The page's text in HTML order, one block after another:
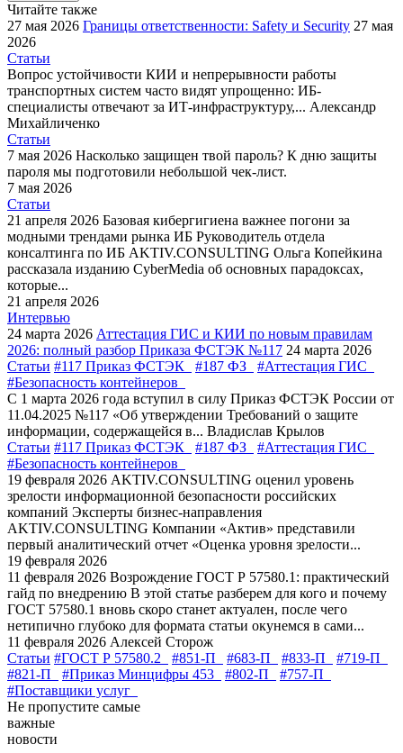
Читайте также
27 мая 2026 Границы ответственности: Safety и Security 27 мая
2026
Статьи
Вопрос устойчивости КИИ и непрерывности работы
транспортных систем часто видят упрощенно: ИБ-
специалисты отвечают за ИТ-инфраструктуру,... Александр
Михайличенко
Статьи
7 мая 2026 Насколько защищен твой пароль? К дню защиты
пароля мы подготовили небольшой чек-лист.
7 мая 2026
Статьи
21 апреля 2026 Базовая кибергигиена важнее погони за
модными трендами рынка ИБ Руководитель отдела
консалтинга по ИБ AKTIV.CONSULTING Ольга Копейкина
рассказала изданию CyberMedia об основных парадоксах,
которые...
21 апреля 2026
Интервью
24 марта 2026 Аттестация ГИС и КИИ по новым правилам
2026: полный разбор Приказа ФСТЭК №117 24 марта 2026
Статьи #117 Приказ ФСТЭК #187 ФЗ
#Аттестация ГИС
#Безопасность контейнеров
С 1 марта 2026 года вступил в силу Приказ ФСТЭК России от
11.04.2025 №117 «Об утверждении Требований о защите
информации, содержащейся в... Владислав Крылов
Статьи #117 Приказ ФСТЭК #187 ФЗ
#Аттестация ГИС
#Безопасность контейнеров
19 февраля 2026 AKTIV.CONSULTING оценил уровень
зрелости информационной безопасности российских
компаний Эксперты бизнес-направления
AKTIV.CONSULTING Компании «Актив» представили
первый аналитический отчет «Оценка уровня зрелости...
19 февраля 2026
11 февраля 2026 Возрождение ГОСТ Р 57580.1: практический
гайд по внедрению В этой статье разберем для кого и почему
ГОСТ 57580.1 вновь скоро станет актуален, после чего
нетипично глубоко для формата статьи окунемся в сами...
11 февраля 2026 Алексей Сторож
Статьи #ГОСТ Р 57580.2 #851-П #683-П #833-П
#719-П
#821-П
#Приказ Минцифры 453 #802-П
#757-П
#Поставщики услуг
Не пропустите самые
важные
новости